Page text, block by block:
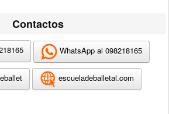
Contactos
WhatsApp al 098218165
escueladeballetal.com